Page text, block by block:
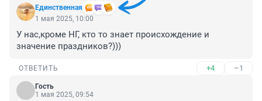
Единственная
1 мая 2025, 10:00
У нас,кроме НГ, кто то знает происхождение и
значение праздников?)))
ОТВЕТИТЬ +4 –1
Гость
1 мая 2025, 09:54